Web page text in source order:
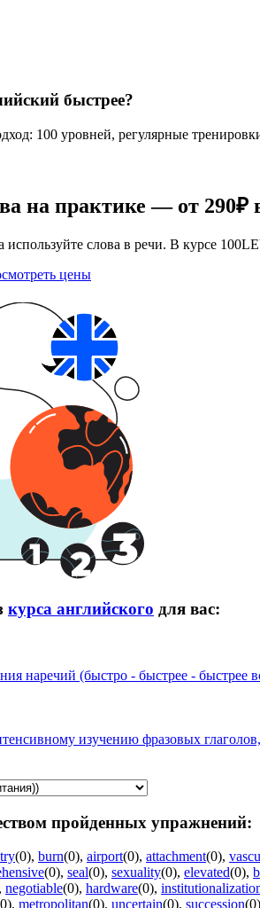
быстрее?
100 уровней, регулярные
на практике — от 290₽
используйте слова в речи. В курсе
цены
курса английского для вас:
наречий (быстро - быстрее - быстрее
изучению фразовых
пройденных упражнений:
(0), burn(0), airport(0), attachment(0),
(0), seal(0), sexuality(0), elevated(0),
, negotiable(0), hardware(0),
, metropolitan(0), uncertain(0), succession(0)